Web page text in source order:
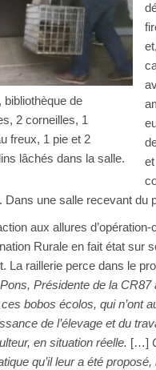
bibliothèque de
2 corneilles, 1
freux, 1 pie et 2
lâchés dans la salle.
Dans une salle recevant du
aux allures
Rurale en fait état sur
La raillerie perce dans le
Présidente de la CR87
bobos écolos, qui n’ont
de l’élevage et du
en situation réelle. […]
qu’il leur a été